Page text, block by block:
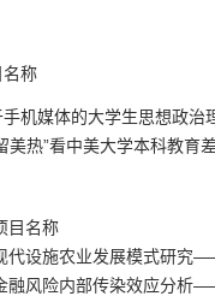
名称
手机媒体的大学生思想政治
美热”看中美大学本科教育
目名称
代设施农业发展模式研究
融风险内部传染效应分析